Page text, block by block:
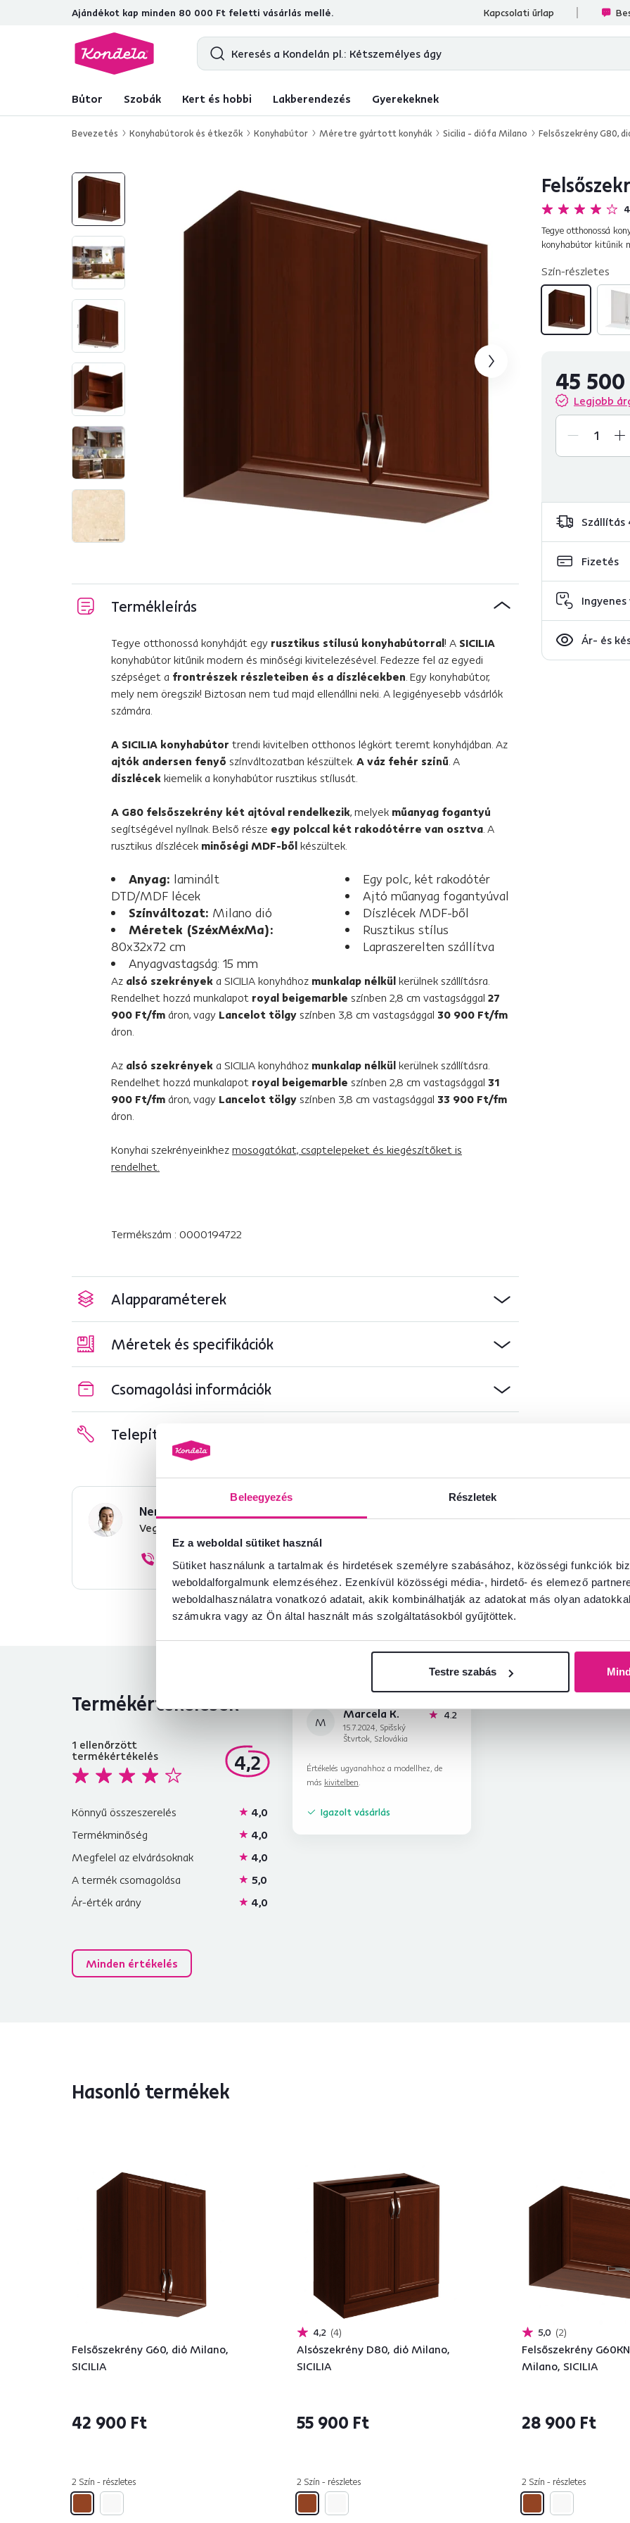
Beleegyezés Részletek
Ez a weboldal sütiket használ
Sütiket használunk a tartalmak és hirdetések személyre szabásához, közösségi funkciók
weboldalforgalmunk elemzéséhez. Ezenkívül közösségi média-, hirdető- és elemező
weboldalhasználatra vonatkozó adatait, akik kombinálhatják az adatokat más olyan
számukra vagy az Ön által használt más szolgáltatásokból gyűjtöttek.
Testre szabás
Ajándékot kap minden 80 000 Ft feletti vásárlás mellé.
4,7 31 157ellenőrzött termékértékelések Kapcsolati űrlap
Bútor Szobák Kert és hobbi Lakberendezés Gyerekeknek
Bevezetés Konyhabútorok és étkezők Konyhabútor Méretre gyártott konyhák Sicilia - diófa Milano Felsőszekrény G80,
Tegye otthonossá
konyhabútor kitűnik
Szín-részletes
45
Legjobb
Fizetés
Ár- és
Termékleírás
Tegye otthonossá konyháját egy rusztikus stílusú konyhabútorral! A SICILIA
konyhabútor kitűnik modern és minőségi kivitelezésével. Fedezze fel az egyedi
szépséget a frontrészek részleteiben és a díszlécekben. Egy konyhabútor,
mely nem öregszik! Biztosan nem tud majd ellenállni neki. A legigényesebb vásárlók
számára.
A SICILIA konyhabútor trendi kivitelben otthonos légkört teremt konyhájában. Az
ajtók andersen fenyő színváltozatban készültek. A váz fehér színű. A
díszlécek kiemelik a konyhabútor rusztikus stílusát.
A G80 felsőszekrény két ajtóval rendelkezik, melyek műanyag fogantyú
segítségével nyílnak. Belső része egy polccal két rakodótérre van osztva. A
rusztikus díszlécek minőségi MDF-ből készültek.
Anyag: laminált
DTD/MDF lécek
Színváltozat: Milano dió
Méretek (SzéxMéxMa):
80x32x72 cm
Anyagvastagság: 15 mm
Egy polc, két rakodótér
Ajtó műanyag fogantyúval
Díszlécek MDF-ből
Rusztikus stílus
Lapraszerelten szállítva
Az alsó szekrények a SICILIA konyhához munkalap nélkül kerülnek szállításra.
Rendelhet hozzá munkalapot royal beigemarble színben 2,8 cm vastagsággal 27
900 Ft/fm áron, vagy Lancelot tölgy színben 3,8 cm vastagsággal 30 900 Ft/fm
áron.
Az alsó szekrények a SICILIA konyhához munkalap nélkül kerülnek szállításra.
Rendelhet hozzá munkalapot royal beigemarble színben 2,8 cm vastagsággal 31
900 Ft/fm áron, vagy Lancelot tölgy színben 3,8 cm vastagsággal 33 900 Ft/fm
áron.
Konyhai szekrényeinkhez mosogatókat, csaptelepeket és kiegészítőket is
rendelhet.
Termékszám : 0000194722
Alapparaméterek
Méretek és specifikációk
Csomagolási információk
Telepítési útmutató
Nem találta meg a szükséges információkat?
Vegye fel velünk a kapcsolatot, és örömmel adunk tanácsot
+36 20 512 1458 Beszélgetés indítása
Termékértékelések
4,2
1 ellenőrzött
termékértékelés
Könnyű összeszerelés
4,0
Termékminőség
4,0
Megfelel az elvárásoknak
4,0
A termék csomagolása
5,0
Ár-érték arány
4,0
Minden értékelés
M
Marcela K.
15.7.2024, Spišský
Štvrtok, Szlovákia
4.2
Értékelés ugyanahhoz a modellhez, de
más kivitelben.
Igazolt vásárlás
Hasonló termékek
Felsőszekrény G60, dió Milano,
SICILIA
42 900 Ft
2 Szín - részletes
4,2 4
Alsószekrény D80, dió Milano,
SICILIA
55 900 Ft
2 Szín - részletes
5,0 2
Felsőszekrény
Milano, SICILIA
28 900 Ft
2 Szín - részletes